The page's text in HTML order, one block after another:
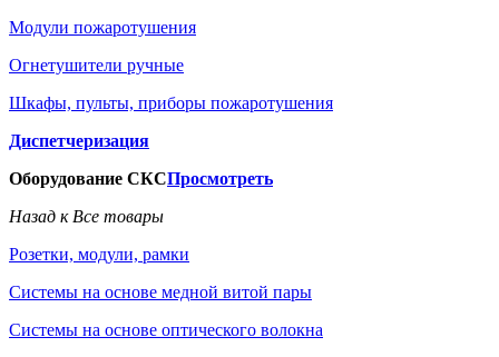
Модули пожаротушения
Огнетушители ручные
Шкафы, пульты, приборы пожаротушения
Диспетчеризация
Оборудование СКСПросмотреть
Назад к Все товары
Розетки, модули, рамки
Системы на основе медной витой пары
Системы на основе оптического волокна